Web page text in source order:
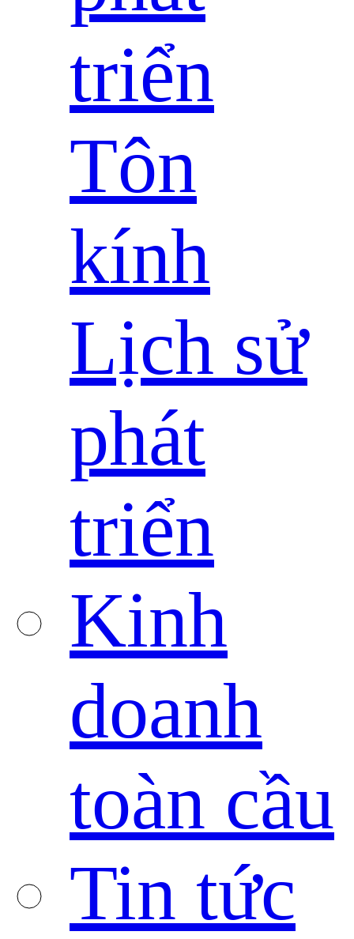
triển
Tôn
kính
Lịch sử
phát
triển
Kinh
doanh
toàn cầu
Tin tức